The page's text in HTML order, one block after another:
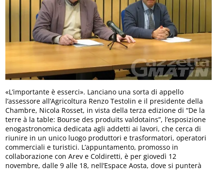
«L’importante è esserci». Lanciano una sorta di appello
l’assessore all’Agricoltura Renzo Testolin e il presidente della
Chambre, Nicola Rosset, in vista della terza edizione di “De la
terre à la table: Bourse des produits valdotains”, l’esposizione
enogastronomica dedicata agli addetti ai lavori, che cerca di
riunire in un unico luogo produttori e trasformatori, operatori
commerciali e turistici. L’appuntamento, promosso in
collaborazione con Arev e Coldiretti, è per giovedì 12
novembre, dalle 9 alle 18, nell’Espace Aosta, dove si punterà